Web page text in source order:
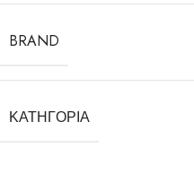
BRAND
ΚΑΤΗΓΟΡΊΑ